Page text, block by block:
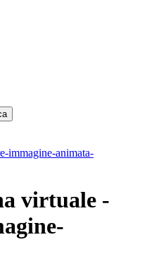
immagine-animata-
virtuale -